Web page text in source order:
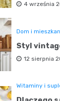
4 września
Dom i
Styl
12 sierpnia
Witaminy i